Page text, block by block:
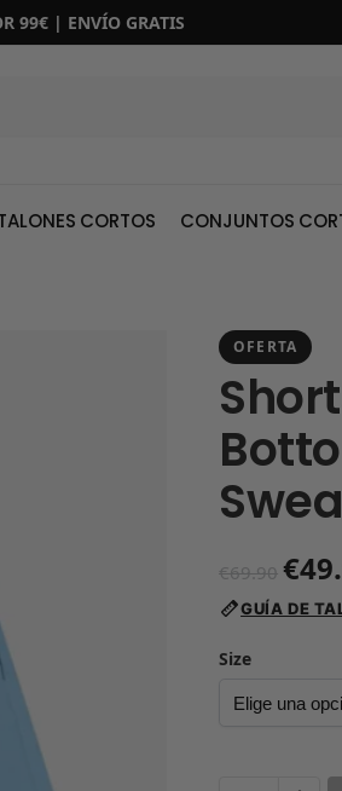
99€ | ENVÍO GRATIS
CORTOS CONJUNTOS
OFERTA
€69.90 €
GUÍA DE
Size